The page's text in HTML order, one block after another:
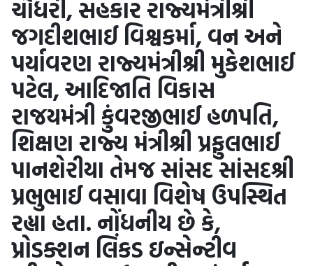
ચૌધરી, સહકાર રાજ્યમંત્રીશ્રી
જગદીશભાઈ વિશ્વકર્મા, વન અને
પર્યાવરણ રાજ્યમંત્રીશ્રી મુકેશભાઈ
પટેલ, આદિજાતિ વિકાસ
રાજયમંત્રી કુંવરજીભાઈ હળપતિ,
શિક્ષણ રાજ્ય મંત્રીશ્રી પ્રફુલભાઈ
પાનશેરીયા તેમજ સાંસદ સાંસદશ્રી
પ્રભુભાઈ વસાવા વિશેષ ઉપસ્થિત
રહ્યા હતા. નોંધનીય છે કે,
પ્રોડક્શન લિંકડ ઇન્સેન્ટીવ